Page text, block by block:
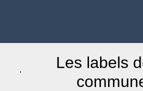
Les labels